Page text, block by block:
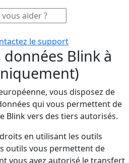
le support
Blink à
vous disposez de
qui vous permettent de
Blink vers des tiers autorisés.
en utilisant les outils
outils vous permettent de
vous avez autorisé le transfert